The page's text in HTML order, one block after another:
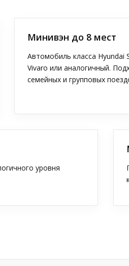
Минивэн до 8 мест
Автомобиль класса Hyundai
Vivaro или аналогичный.
семейных и групповых
уровня